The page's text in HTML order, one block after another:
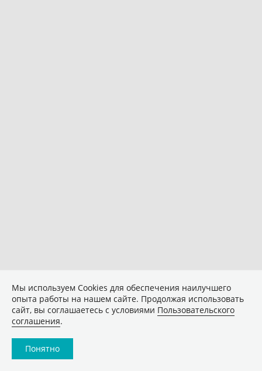
Мы используем Сookies для обеспечения наилучшего
опыта работы на нашем сайте. Продолжая использовать
сайт, вы соглашаетесь с условиями Пользовательского
соглашения.
Понятно